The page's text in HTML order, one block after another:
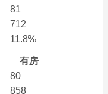
81
712
11.8%
有房
80
858